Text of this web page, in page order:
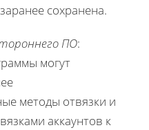
сохранена.
ПО:
могут
методы отвязки и
аккаунтов к